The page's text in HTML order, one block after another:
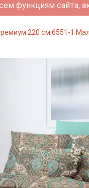
функциям сайта,
220 см 6551-1